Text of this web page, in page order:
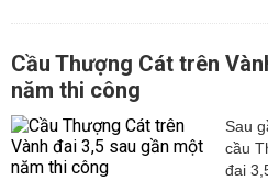
Cầu Thượng Cát trên
năm thi công
Sau
cầu
đai